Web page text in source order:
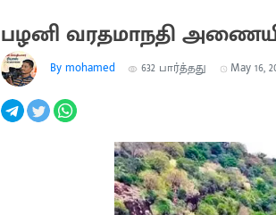
பழனி வரதமாநதி
By mohamed 632 பார்த்தது May 16,